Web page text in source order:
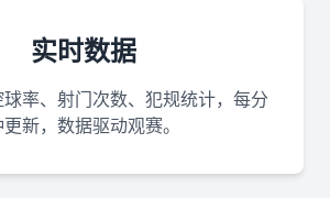
实时数据
率、射门次数、犯规统计，每分
新，数据驱动观赛。